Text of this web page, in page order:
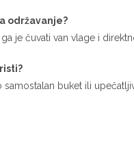
održavanje?
je čuvati van vlage i
samostalan buket ili